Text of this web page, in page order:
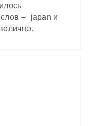
– japan и